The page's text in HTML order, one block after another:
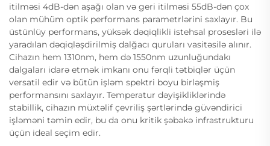
itilməsi 4dB-dən aşağı olan və geri itilməsi 55dB-dən çox
olan mühüm optik performans parametrlərini saxlayır. Bu
üstünlüy performans, yüksək dəqiqlikli istehsal prosesləri ilə
yaradılan dəqiqləşdirilmiş dalğacı quruları vasitəsilə alınır.
Cihazın hem 1310nm, hem də 1550nm uzunluğundakı
dalgaları idarə etmək imkanı onu fərqli tətbiqlər üçün
versatil edir və bütün işləm spektri boyu birləşmiş
performansını saxlayır. Temperatur dəyişikliklərində
stabillik, cihazın müxtəlif çevriliş şərtlərində güvəndirici
işləməni təmin edir, bu da onu kritik şəbəkə infrastrukturu
üçün ideal seçim edir.